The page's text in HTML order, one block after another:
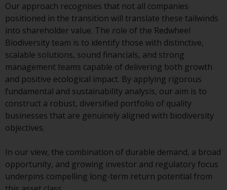
Sie
https://www.redwheel.com/us/en/
and-documents/ besuchen. Bitte
lesen Sie den Verkaufsprospekt
sorgfältig durch, bevor Sie
investieren.
Andere auf dieser Website
beschriebene Fonds unterliegen
nicht den gleichen
regulatorischen Anforderungen
der Anforderungen an
Investmentfonds, Anlegern
bestimmte regelmäßige und
Our approach recognises that not all companies
positioned in the transition will translate these tailwinds
into shareholder value. The role of the Redwheel
Biodiversity team is to identify those with distinctive,
scalable solutions, sound financials, and strong
management teams capable of delivering both growth
and positive ecological impact. By applying rigorous
fundamental and sustainability analysis, our aim is to
construct a robust, diversified portfolio of quality
businesses that are genuinely aligned with biodiversity
objectives.
In our view, the combination of durable demand, a broad
opportunity, and growing investor and regulatory focus
underpins compelling long-term return potential from